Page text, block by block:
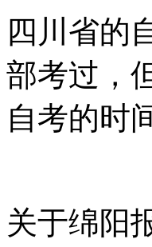
四川省的
部考过，
自考的时
关于绵阳